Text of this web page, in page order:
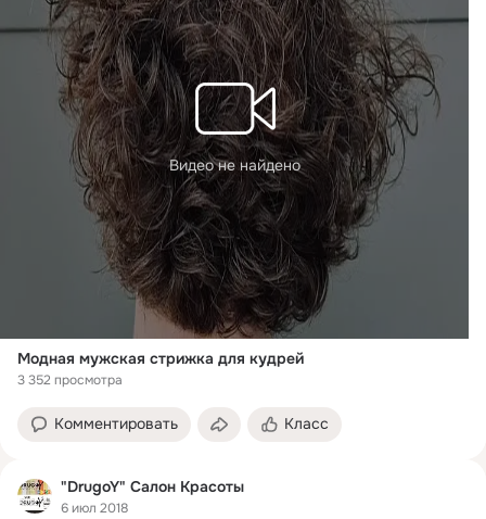
Видео не найдено
Модная мужская стрижка для кудрей
3 352 просмотра
Комментировать Класс
"DrugoY" Салон Красоты
6 июл 2018